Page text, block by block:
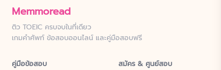
Memmoread
ติว TOEIC ครบจบในที่เดียว
เกมคำศัพท์ ข้อสอบออนไลน์ และคู่มือสอบฟรี
คู่มือข้อสอบ
สมัคร & ศูนย์สอบ